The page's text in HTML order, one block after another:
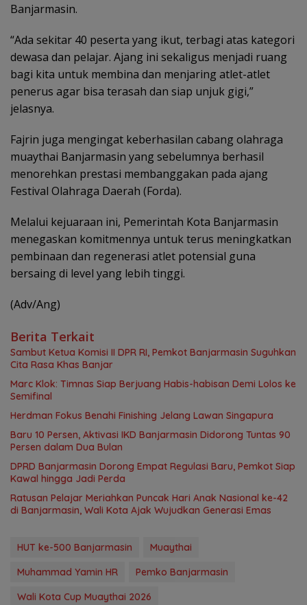
Banjarmasin.
“Ada sekitar 40 peserta yang ikut, terbagi atas kategori
dewasa dan pelajar. Ajang ini sekaligus menjadi ruang
bagi kita untuk membina dan menjaring atlet-atlet
penerus agar bisa terasah dan siap unjuk gigi,”
jelasnya.
Fajrin juga mengingat keberhasilan cabang olahraga
muaythai Banjarmasin yang sebelumnya berhasil
menorehkan prestasi membanggakan pada ajang
Festival Olahraga Daerah (Forda).
Melalui kejuaraan ini, Pemerintah Kota Banjarmasin
menegaskan komitmennya untuk terus meningkatkan
pembinaan dan regenerasi atlet potensial guna
bersaing di level yang lebih tinggi.
(Adv/Ang)
Berita Terkait
Sambut Ketua Komisi II DPR RI, Pemkot Banjarmasin Suguhkan
Cita Rasa Khas Banjar
Marc Klok: Timnas Siap Berjuang Habis-habisan Demi Lolos ke
Semifinal
Herdman Fokus Benahi Finishing Jelang Lawan Singapura
Baru 10 Persen, Aktivasi IKD Banjarmasin Didorong Tuntas 90
Persen dalam Dua Bulan
DPRD Banjarmasin Dorong Empat Regulasi Baru, Pemkot Siap
Kawal hingga Jadi Perda
Ratusan Pelajar Meriahkan Puncak Hari Anak Nasional ke-42
di Banjarmasin, Wali Kota Ajak Wujudkan Generasi Emas
HUT ke-500 Banjarmasin
Muaythai
Muhammad Yamin HR
Pemko Banjarmasin
Wali Kota Cup Muaythai 2026